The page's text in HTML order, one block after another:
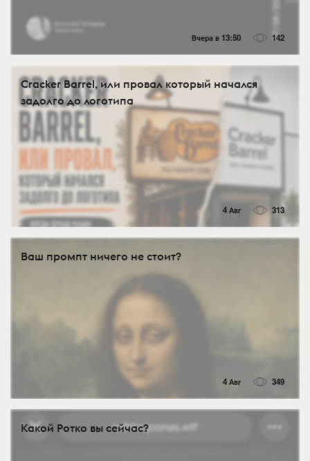
Вчера в 13:50 142
Cracker Barrel, или провал который начался
задолго до логотипа
4 Авг 313
Ваш промпт ничего не стоит?
4 Авг 349
Какой Ротко вы сейчас?